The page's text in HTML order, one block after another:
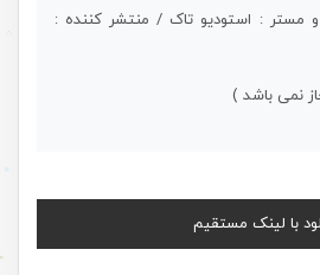
: استودیو تاک / منتشر کننده :
نمی باشد )
با لینک مستقیم